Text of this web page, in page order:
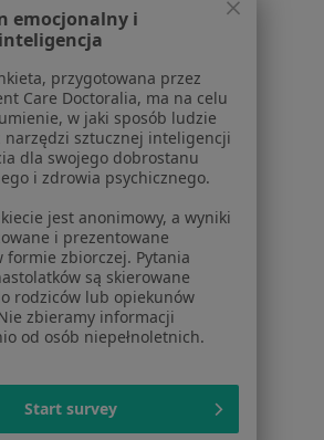
Dla pacjentów
Lekarze
medyczne
i odpowiedzi
Usługi i zabiegi
Choroby
Aplikacje mobilne
dla pacjentów
profesjonalistów
Cennik
medycznych
Noa Notes nowość
emocjonalny i
przygotowana przez
Care Doctoralia, ma na celu
w jaki sposób ludzie
narzędzi sztucznej inteligencji
dla swojego dobrostanu
i zdrowia psychicznego.
jest anonimowy, a wyniki
i prezentowane
formie zbiorczej. Pytania
są skierowane
rodziców lub opiekunów
zbieramy informacji
od osób niepełnoletnich.
Start survey